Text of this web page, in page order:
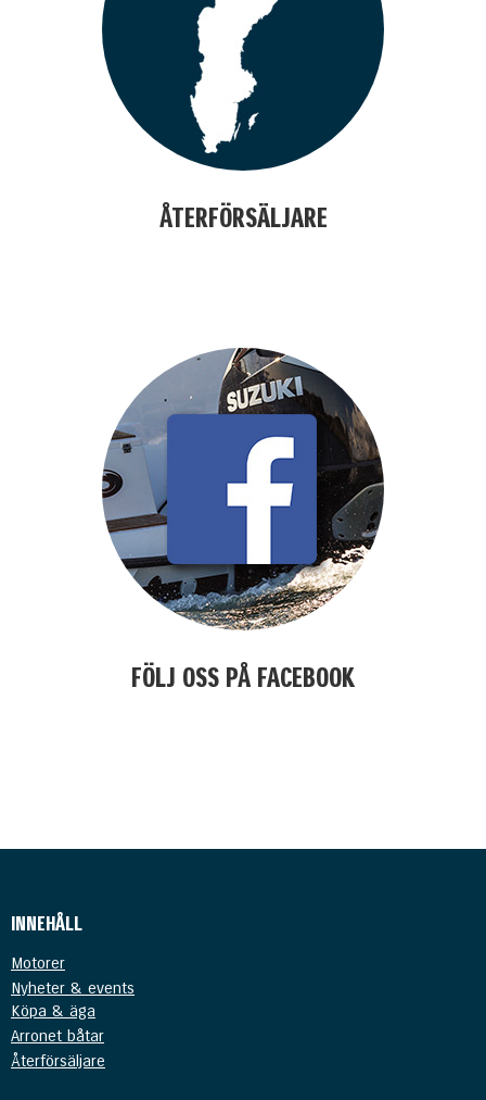
ÅTERFÖRSÄLJARE
FÖLJ OSS PÅ FACEBOOK
INNEHÅLL
Motorer
Nyheter & events
Köpa & äga
Arronet båtar
Återförsäljare